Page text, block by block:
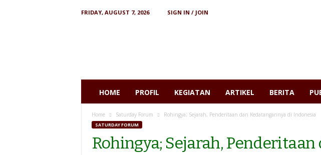
FRIDAY, AUGUST 7, 2026
SIGN IN / JOIN
HOME PROFIL KEGIATAN ARTIKEL BERITA
Home Saturday Forum Rohingya; Sejarah, Penderitaan dan Kedatangannya di Indonesia
SATURDAY FORUM
Rohingya; Sejarah, Penderitaan